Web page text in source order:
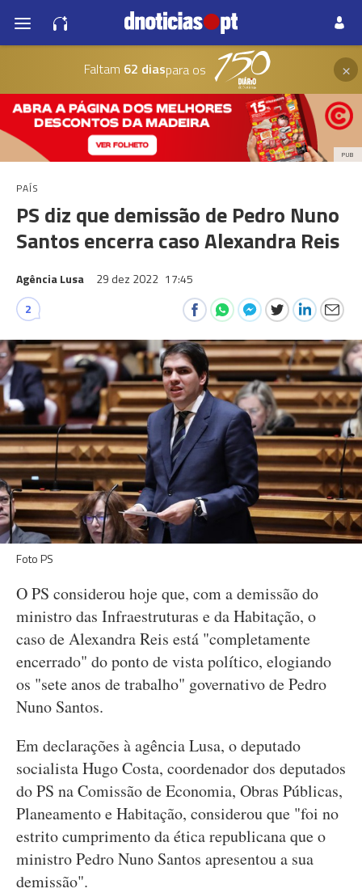
Faltam 62 diaspara os ×
PUB
PAÍS
PS diz que demissão de Pedro Nuno
Santos encerra caso Alexandra Reis
Agência Lusa 29 dez 2022 17:45
2
Foto PS
O PS considerou hoje que, com a demissão do
ministro das Infraestruturas e da Habitação, o
caso de Alexandra Reis está "completamente
encerrado" do ponto de vista político, elogiando
os "sete anos de trabalho" governativo de Pedro
Nuno Santos.
Em declarações à agência Lusa, o deputado
socialista Hugo Costa, coordenador dos deputados
do PS na Comissão de Economia, Obras Públicas,
Planeamento e Habitação, considerou que "foi no
estrito cumprimento da ética republicana que o
ministro Pedro Nuno Santos apresentou a sua
demissão".